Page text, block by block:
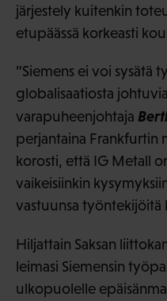
järjestely kuitenkin
etupäässä korkeasti
”Siemens ei voi sysätä
globalisaatiosta
varapuheenjohtaja
perjantaina Frankfurtin
korosti, että IG Metall
vaikeisiinkin
vastuunsa työntekijöitä
Hiljattain Saksan
leimasi Siemensin
ulkopuolelle